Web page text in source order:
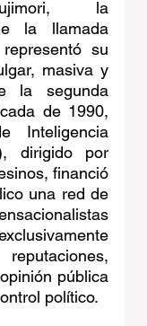
la
su
masiva y
la segunda
de 1990,
Inteligencia
dirigido por
financió
una red de
pública
político.